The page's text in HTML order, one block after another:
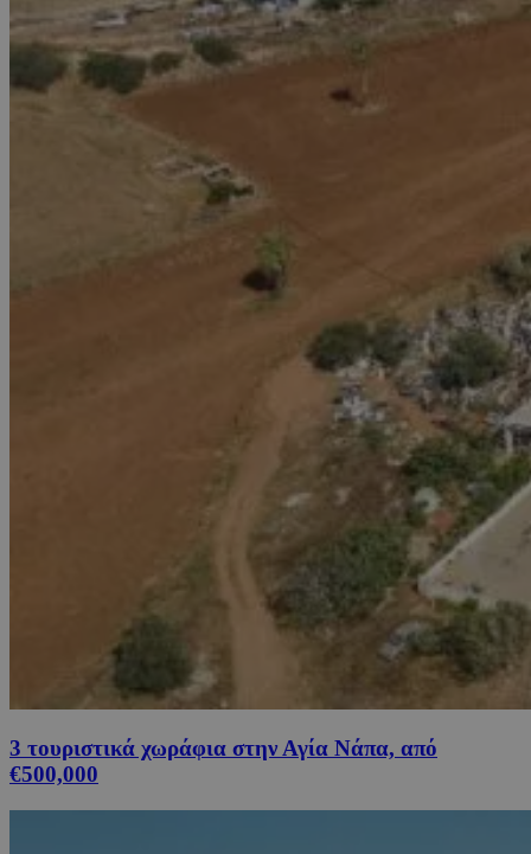
3 τουριστικά χωράφια στην Αγία Νάπα, από
€500,000